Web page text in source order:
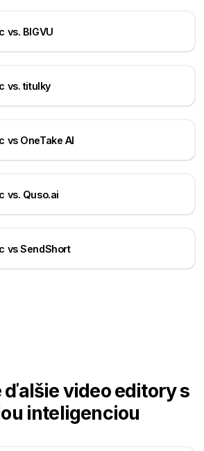
vs. BIGVU
vs. titulky
vs OneTake AI
vs. Quso.ai
vs SendShort
ďalšie video editory s
inteligenciou